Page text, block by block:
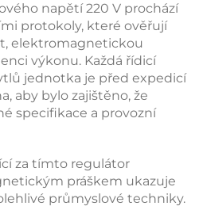
napětí 220 V prochází
protokoly, které ověřují
elektromagnetickou
výkonu. Každá řídicí
jednotka je před expedicí
aby bylo zajištěno, že
specifikace a provozní
za tímto regulátor
práškem ukazuje
průmyslové techniky.